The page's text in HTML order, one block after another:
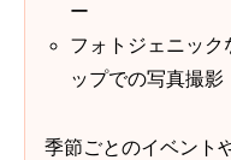
ー
フォトジェニック
ップでの写真撮影
季節ごとのイベント